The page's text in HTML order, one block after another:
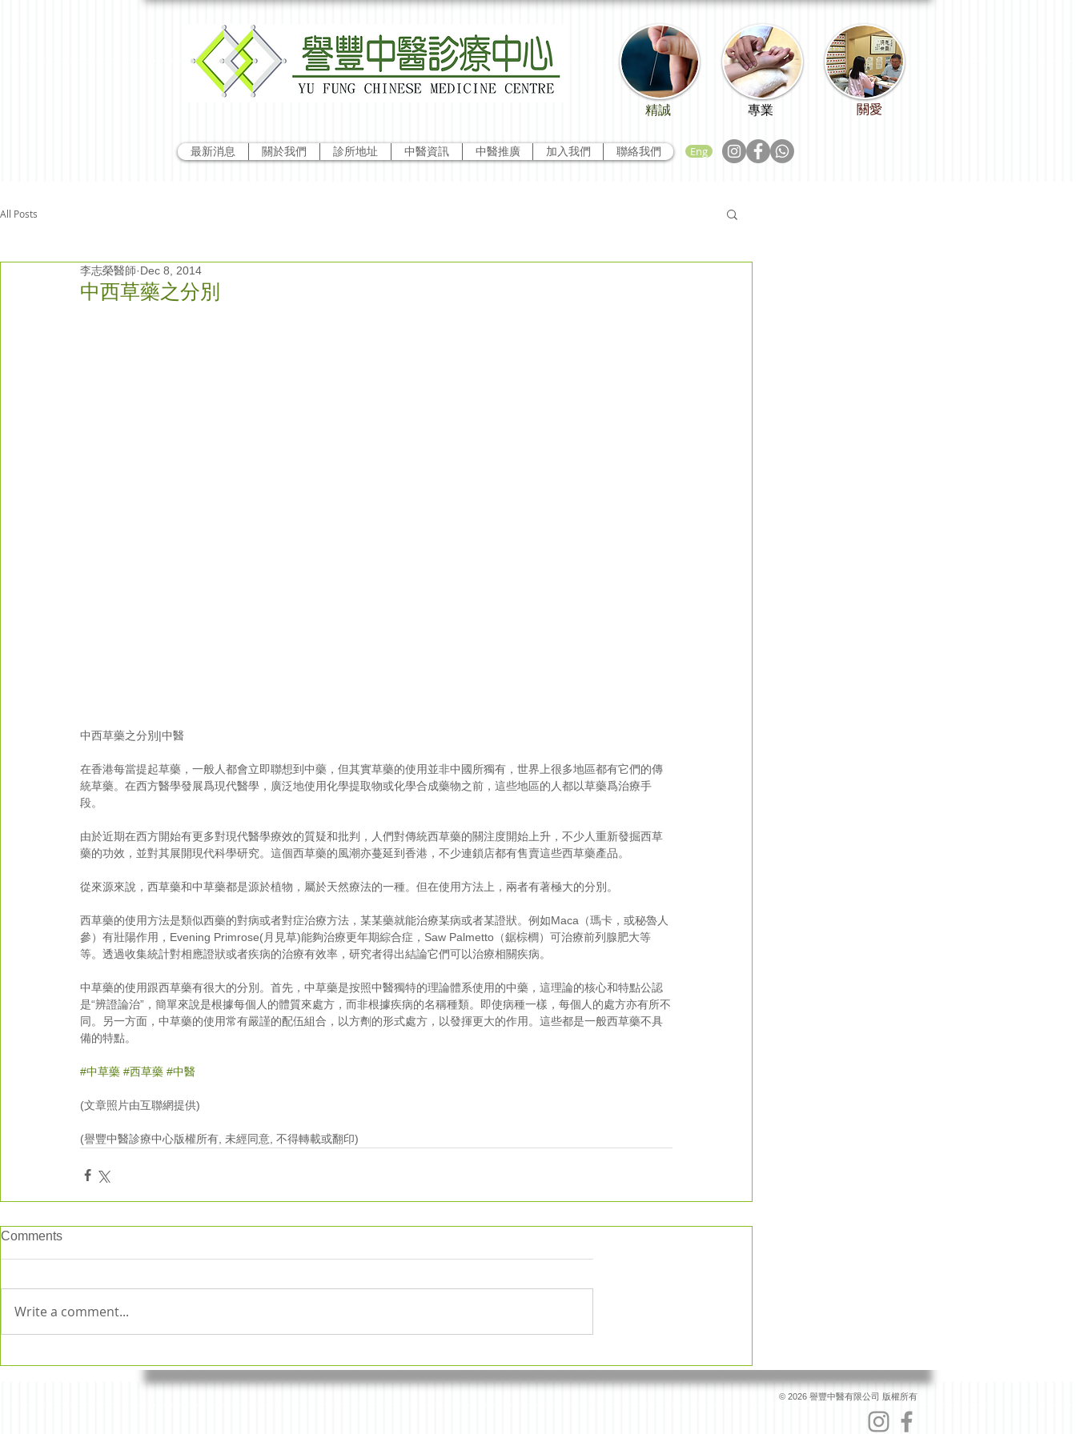
精誠
最新消息 關於我們 診所地址 中醫資訊 中醫推廣 加入我們 聯絡我們 Eng
專業 關愛
All Posts
中西草藥之分別
李志榮醫師 Dec 8, 2014
中西草藥之分別|中醫
在香港每當提起草藥，一般人都會立即聯想到中藥，但其實草藥的使用並非中國所獨有，世界上很多地區都有它們的傳
統草藥。在西方醫學發展爲現代醫學，廣泛地使用化學提取物或化學合成藥物之前，這些地區的人都以草藥爲治療手
段。
由於近期在西方開始有更多對現代醫學療效的質疑和批判，人們對傳統西草藥的關注度開始上升，不少人重新發掘西草
藥的功效，並對其展開現代科學研究。這個西草藥的風潮亦蔓延到香港，不少連鎖店都有售賣這些西草藥產品。
從來源來說，西草藥和中草藥都是源於植物，屬於天然療法的一種。但在使用方法上，兩者有著極大的分別。
西草藥的使用方法是類似西藥的對病或者對症治療方法，某某藥就能治療某病或者某證狀。例如Maca（瑪卡，或秘魯人
參）有壯陽作用，Evening Primrose(月見草)能夠治療更年期綜合症，Saw Palmetto（鋸棕櫚）可治療前列腺肥大等
等。透過收集統計對相應證狀或者疾病的治療有效率，研究者得出結論它們可以治療相關疾病。
中草藥的使用跟西草藥有很大的分別。首先，中草藥是按照中醫獨特的理論體系使用的中藥，這理論的核心和特點公認
是“辨證論治”，簡單來說是根據每個人的體質來處方，而非根據疾病的名稱種類。即使病種一樣，每個人的處方亦有所不
同。另一方面，中草藥的使用常有嚴謹的配伍組合，以方劑的形式處方，以發揮更大的作用。這些都是一般西草藥不具
備的特點。
#中草藥 #西草藥 #中醫
(文章照片由互聯網提供)
(譽豐中醫診療中心版權所有, 未經同意, 不得轉載或翻印)
Comments
Write a comment...
© 2026 譽豐中醫有限公司 版權所有